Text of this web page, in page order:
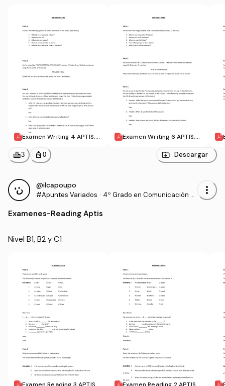
Examen Writing 4 APTIS.p
Examen Writing 6 APTIS.p
leaderboard3 personal_bag 0 Descargar
@ilcapoupo
#Apuntes Variados · 4º Grado en Comunicación A
more_vert
Examenes-Reading Aptis
Nivel B1, B2 y C1